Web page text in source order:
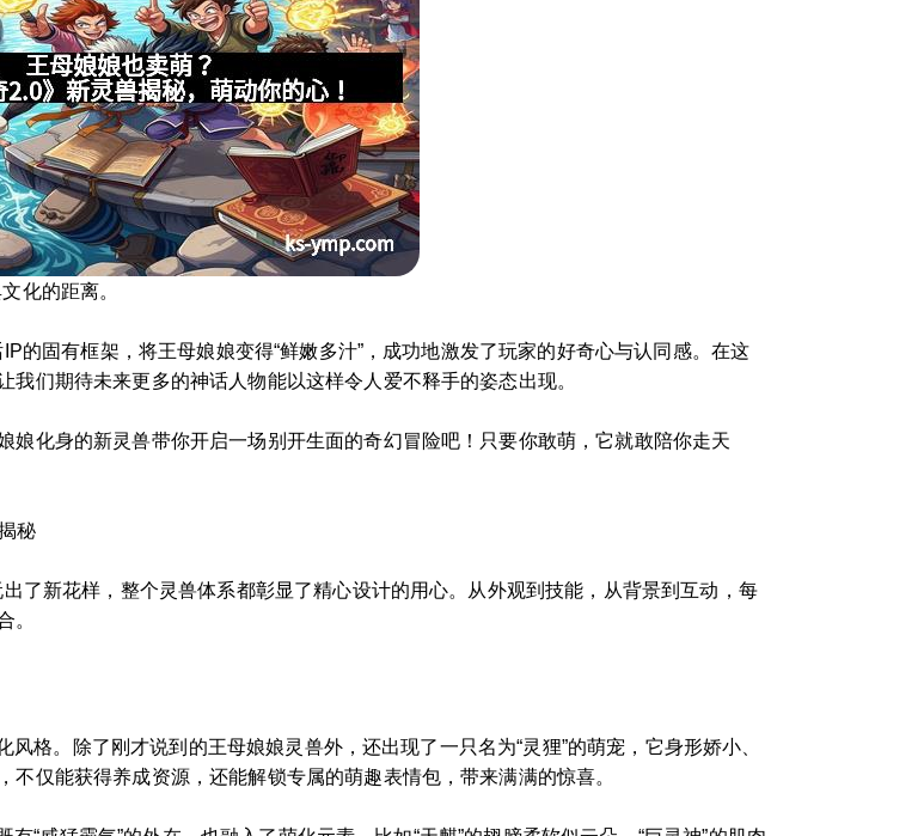
化的距离。
的固有框架，将王母娘娘变得“鲜嫩多汁”，成功地激发了玩家的好奇心与认同感。在这
们期待未来更多的神话人物能以这样令人爱不释手的姿态出现。
化身的新灵兽带你开启一场别开生面的奇幻冒险吧！只要你敢萌，它就敢陪你走天
秘
了新花样，整个灵兽体系都彰显了精心设计的用心。从外观到技能，从背景到互动，每
。
风格。除了刚才说到的王母娘娘灵兽外，还出现了一只名为“灵狸”的萌宠，它身形娇小、
仅能获得养成资源，还能解锁专属的萌趣表情包，带来满满的惊喜。